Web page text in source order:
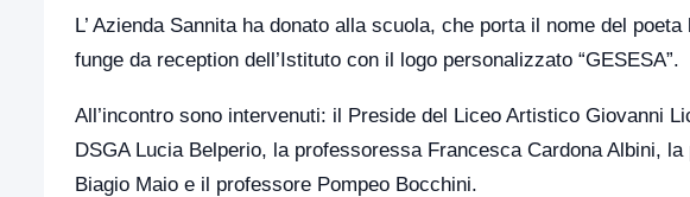
L’ Azienda Sannita ha donato alla scuola, che porta il nome del
funge da reception dell’Istituto con il logo personalizzato “GESESA”.
All’incontro sono intervenuti: il Preside del Liceo Artistico Giovanni
DSGA Lucia Belperio, la professoressa Francesca Cardona Albini,
Biagio Maio e il professore Pompeo Bocchini.